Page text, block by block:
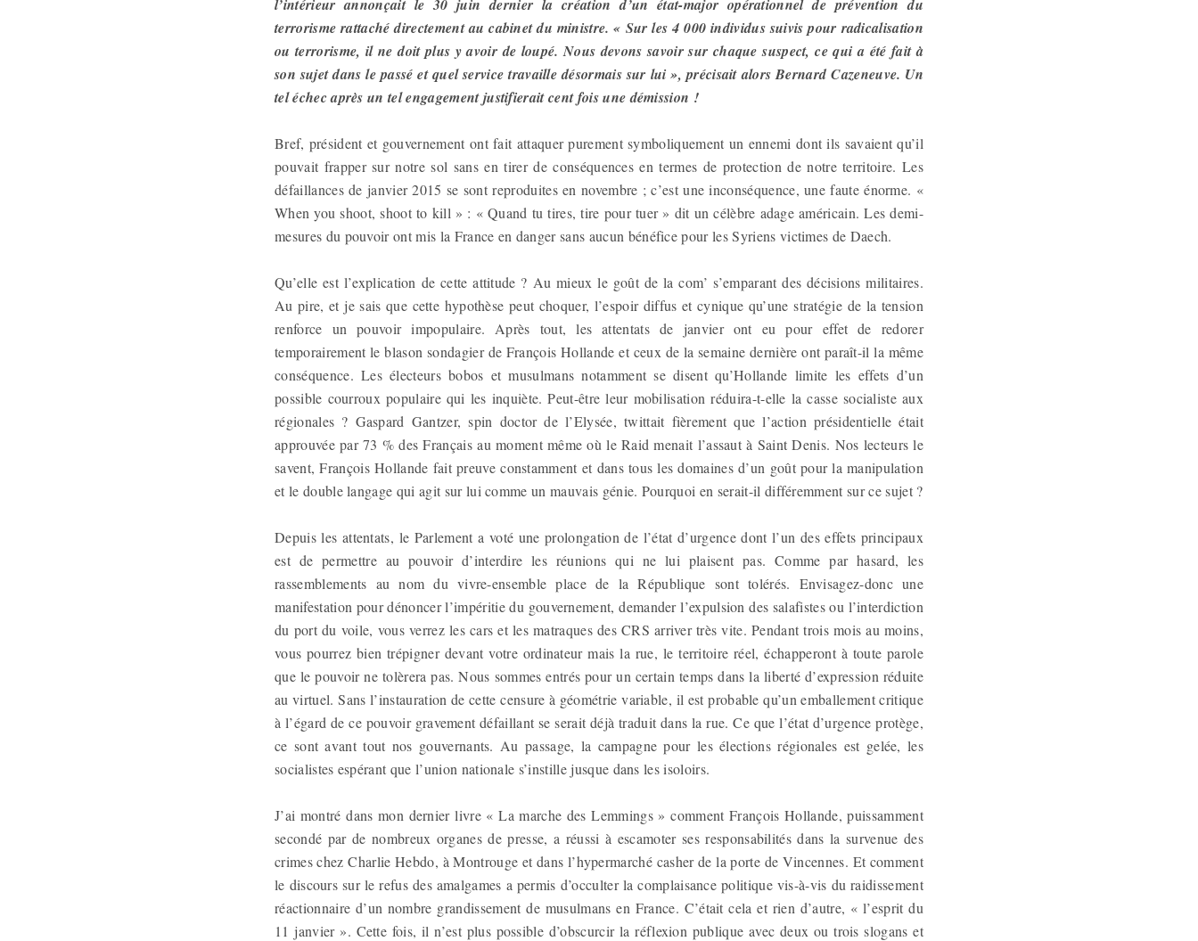
l’intérieur annonçait le 30 juin dernier la création d’un état-major opérationnel de prévention du
terrorisme rattaché directement au cabinet du ministre. « Sur les 4 000 individus suivis pour radicalisation
ou terrorisme, il ne doit plus y avoir de loupé. Nous devons savoir sur chaque suspect, ce qui a été fait à
son sujet dans le passé et quel service travaille désormais sur lui », précisait alors Bernard Cazeneuve. Un
tel échec après un tel engagement justifierait cent fois une démission !
Bref, président et gouvernement ont fait attaquer purement symboliquement un ennemi dont ils savaient qu’il
pouvait frapper sur notre sol sans en tirer de conséquences en termes de protection de notre territoire. Les
défaillances de janvier 2015 se sont reproduites en novembre ; c’est une inconséquence, une faute énorme. «
When you shoot, shoot to kill » : « Quand tu tires, tire pour tuer » dit un célèbre adage américain. Les demi-
mesures du pouvoir ont mis la France en danger sans aucun bénéfice pour les Syriens victimes de Daech.
Qu’elle est l’explication de cette attitude ? Au mieux le goût de la com’ s’emparant des décisions militaires.
Au pire, et je sais que cette hypothèse peut choquer, l’espoir diffus et cynique qu’une stratégie de la tension
renforce un pouvoir impopulaire. Après tout, les attentats de janvier ont eu pour effet de redorer
temporairement le blason sondagier de François Hollande et ceux de la semaine dernière ont paraît-il la même
conséquence. Les électeurs bobos et musulmans notamment se disent qu’Hollande limite les effets d’un
possible courroux populaire qui les inquiète. Peut-être leur mobilisation réduira-t-elle la casse socialiste aux
régionales ? Gaspard Gantzer, spin doctor de l’Elysée, twittait fièrement que l’action présidentielle était
approuvée par 73 % des Français au moment même où le Raid menait l’assaut à Saint Denis. Nos lecteurs le
savent, François Hollande fait preuve constamment et dans tous les domaines d’un goût pour la manipulation
et le double langage qui agit sur lui comme un mauvais génie. Pourquoi en serait-il différemment sur ce sujet ?
Depuis les attentats, le Parlement a voté une prolongation de l’état d’urgence dont l’un des effets principaux
est de permettre au pouvoir d’interdire les réunions qui ne lui plaisent pas. Comme par hasard, les
rassemblements au nom du vivre-ensemble place de la République sont tolérés. Envisagez-donc une
manifestation pour dénoncer l’impéritie du gouvernement, demander l’expulsion des salafistes ou l’interdiction
du port du voile, vous verrez les cars et les matraques des CRS arriver très vite. Pendant trois mois au moins,
vous pourrez bien trépigner devant votre ordinateur mais la rue, le territoire réel, échapperont à toute parole
que le pouvoir ne tolèrera pas. Nous sommes entrés pour un certain temps dans la liberté d’expression réduite
au virtuel. Sans l’instauration de cette censure à géométrie variable, il est probable qu’un emballement critique
à l’égard de ce pouvoir gravement défaillant se serait déjà traduit dans la rue. Ce que l’état d’urgence protège,
ce sont avant tout nos gouvernants. Au passage, la campagne pour les élections régionales est gelée, les
socialistes espérant que l’union nationale s’instille jusque dans les isoloirs.
J’ai montré dans mon dernier livre « La marche des Lemmings » comment François Hollande, puissamment
secondé par de nombreux organes de presse, a réussi à escamoter ses responsabilités dans la survenue des
crimes chez Charlie Hebdo, à Montrouge et dans l’hypermarché casher de la porte de Vincennes. Et comment
le discours sur le refus des amalgames a permis d’occulter la complaisance politique vis-à-vis du raidissement
réactionnaire d’un nombre grandissement de musulmans en France. C’était cela et rien d’autre, « l’esprit du
11 janvier ». Cette fois, il n’est plus possible d’obscurcir la réflexion publique avec deux ou trois slogans et